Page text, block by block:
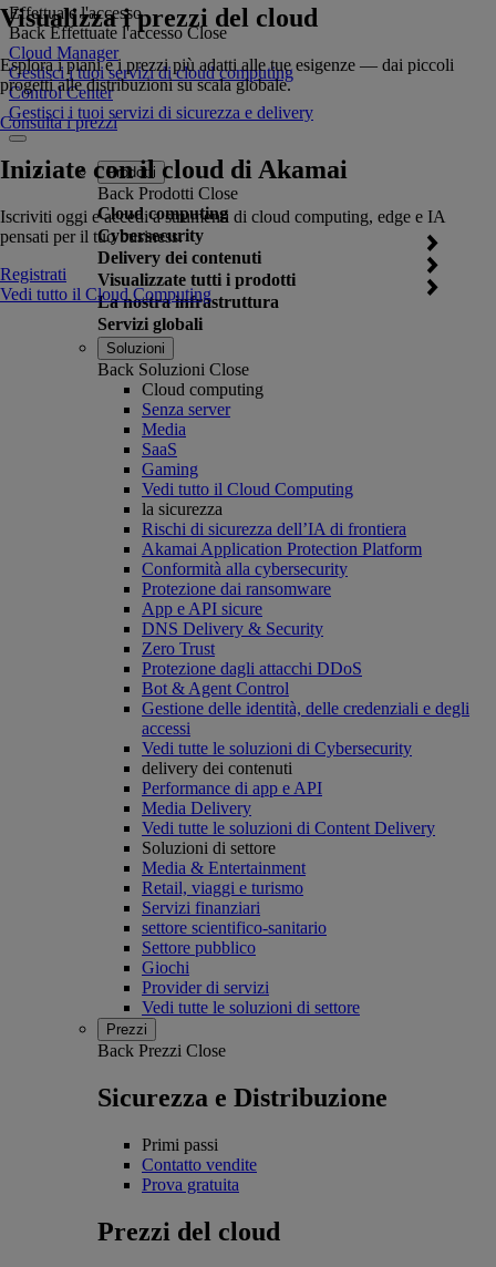
Effettuate l'accesso
Back Effettuate l'accesso Close
Cloud Manager
Gestisci i tuoi servizi di cloud computing
Control Center
Gestisci i tuoi servizi di sicurezza e delivery
Prodotti
Back Prodotti Close
Cloud computing
Cybersecurity
Delivery dei contenuti
Visualizzate tutti i prodotti
La nostra infrastruttura
Servizi globali
Visualizza i prezzi del cloud
Esplora i piani e i prezzi più adatti alle tue esigenze — dai piccoli
progetti alle distribuzioni su scala globale.
Consulta i prezzi
Iniziate con il cloud di Akamai
Iscriviti oggi e accedi a strumenti di cloud computing, edge e IA
pensati per il tuo business.
Registrati
Vedi tutto il Cloud Computing
Soluzioni
Back Soluzioni Close
Cloud computing
Senza server
Media
SaaS
Gaming
Vedi tutto il Cloud Computing
la sicurezza
Rischi di sicurezza dell’IA di frontiera
Akamai Application Protection Platform
Conformità alla cybersecurity
Protezione dai ransomware
App e API sicure
DNS Delivery & Security
Zero Trust
Protezione dagli attacchi DDoS
Bot & Agent Control
Gestione delle identità, delle credenziali e degli
accessi
Vedi tutte le soluzioni di Cybersecurity
delivery dei contenuti
Performance di app e API
Media Delivery
Vedi tutte le soluzioni di Content Delivery
Soluzioni di settore
Media & Entertainment
Retail, viaggi e turismo
Servizi finanziari
settore scientifico-sanitario
Settore pubblico
Giochi
Provider di servizi
Vedi tutte le soluzioni di settore
Prezzi
Back Prezzi Close
Sicurezza e Distribuzione
Primi passi
Contatto vendite
Prova gratuita
Prezzi del cloud